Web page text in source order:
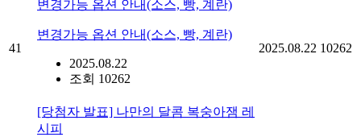
41
변경가능 옵션 안내(소스, 빵, 계란)
변경가능 옵션 안내(소스, 빵, 계란)
2025.08.22
조회 10262
2025.08.22 10262
[당첨자 발표] 나만의 달콤 복숭아잼 레
시피